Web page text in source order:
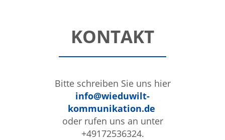
KONTAKT
Bitte schreiben Sie uns hier
info@wieduwilt-
kommunikation.de
oder rufen uns an unter
+49172536324.